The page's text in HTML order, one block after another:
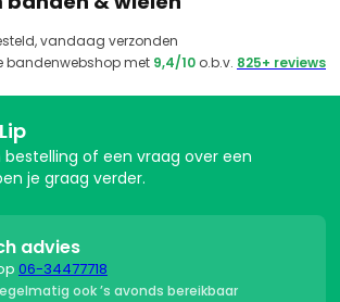
vandaag verzonden
bandenwebshop met 9,4/10 o.b.v. 825+ reviews
bestelling of een vraag over een
je graag verder.
advies
06-34477718
ook ’s avonds bereikbaar